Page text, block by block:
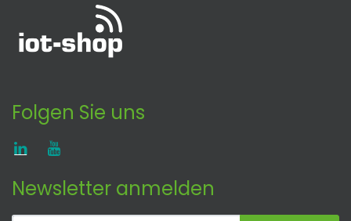
Folgen Sie uns
Newsletter anmelden